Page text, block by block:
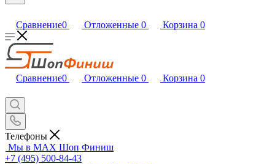
Сравнение0 Отложенные 0 Корзина 0
Сравнение0 Отложенные 0 Корзина 0
Телефоны
Мы в MAX Шоп Финиш
+7 (495) 500-84-43